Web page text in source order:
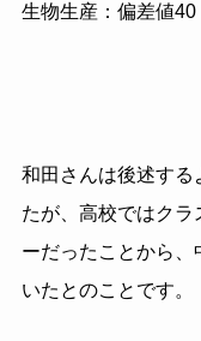
生物生産：偏差値40
和田さんは後述する
たが、高校ではクラ
ーだったことから、
いたとのことです。